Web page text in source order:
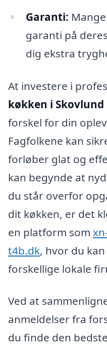
Garanti:
garanti på
dig ekstra
At investere i
køkken i Skovlund
forskel for din
Fagfolkene kan
forløber glat og
kan begynde at
du står overfor
dit køkken, er det
en platform som
t4b.dk, hvor du
forskellige lokale
Ved at
anmeldelser fra
du finde den